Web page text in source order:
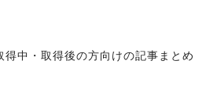
得中・取得後の方向けの記事まとめ